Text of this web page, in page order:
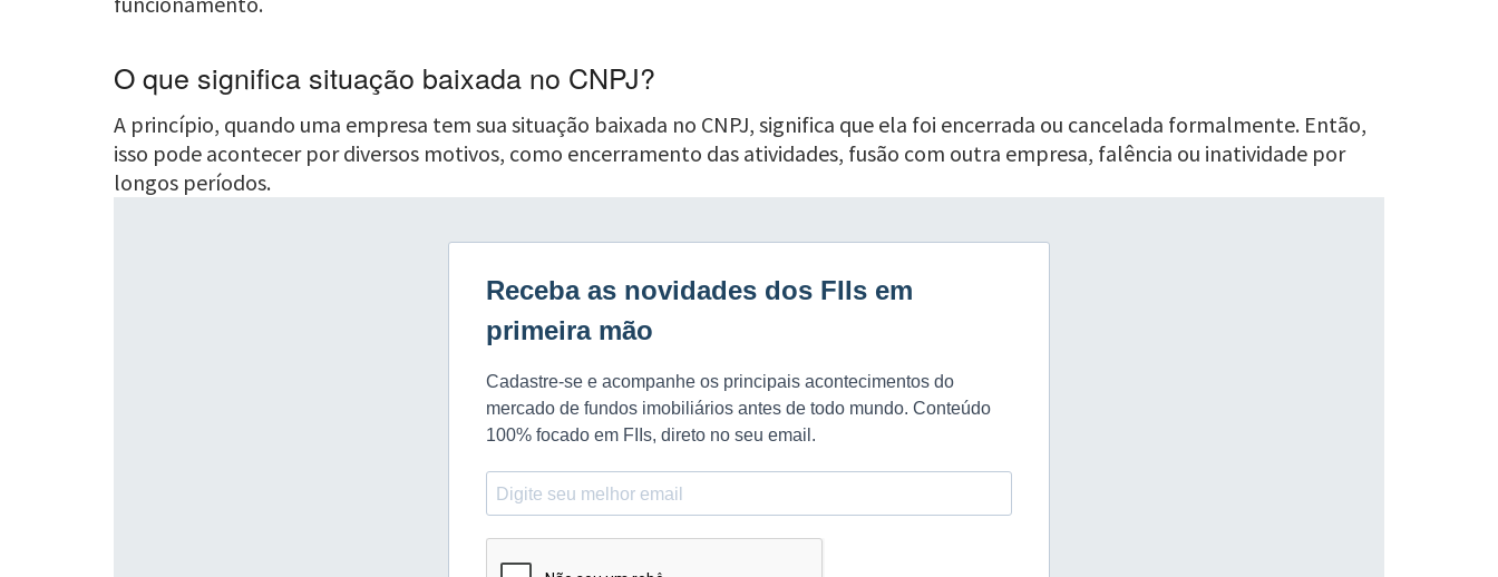
O que significa situação baixada no CNPJ?
A princípio, quando uma empresa tem sua situação baixada no CNPJ, significa que ela foi encerrada ou cancelada formalmente. Então,
isso pode acontecer por diversos motivos, como encerramento das atividades, fusão com outra empresa, falência ou inatividade por
longos períodos.